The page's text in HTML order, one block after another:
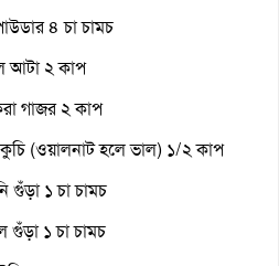
৪ চা চামচ
আটা ২ কাপ
গাজর ২ কাপ
(ওয়ালনাট হলে ভাল) ১/২ কাপ
গুঁড়া ১ চা চামচ
গুঁড়া ১ চা চামচ